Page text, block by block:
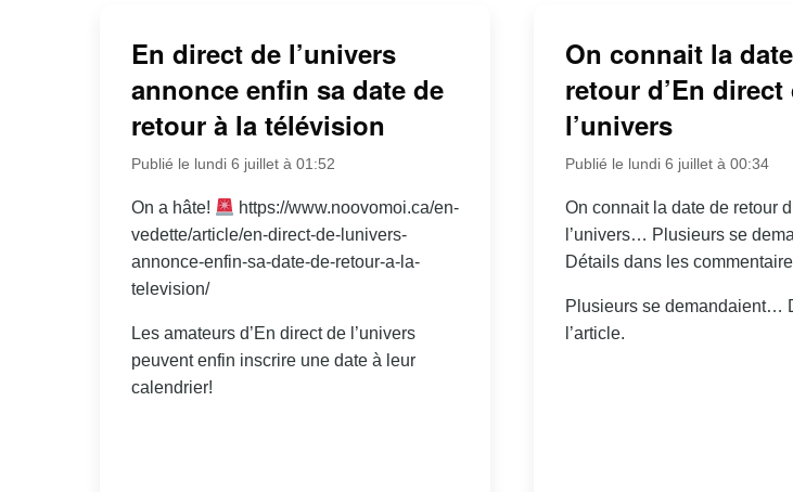
En direct de l’univers
annonce enfin sa date de
retour à la télévision
Publié le lundi 6 juillet à 01:52
On a hâte!
https://www.noovomoi.ca/en-
vedette/article/en-direct-de-lunivers-
annonce-enfin-sa-date-de-retour-a-la-
television/
Les amateurs d’En direct de l’univers
peuvent enfin inscrire une date à leur
calendrier!
On connait la
retour d’En direct
l’univers
Publié le lundi 6 juillet à 00:34
On connait la date de retour
l’univers… Plusieurs se
Détails dans les
Plusieurs se demandaient…
l’article.